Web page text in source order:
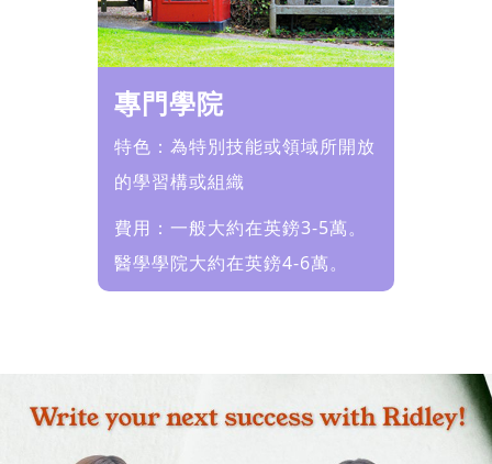
專門學院
特色：為特別技能或領域所開放
的學習構或組織
費用：一般大約在英鎊3-5萬。
醫學學院大約在英鎊4-6萬。